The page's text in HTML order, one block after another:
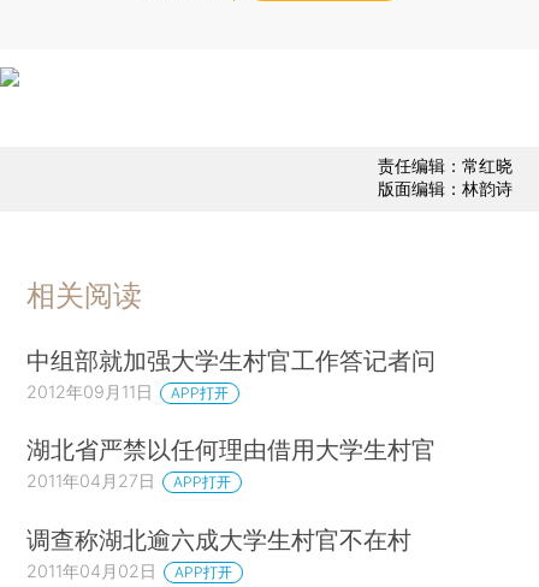
责任编辑：常红晓
版面编辑：林韵诗
相关阅读
中组部就加强大学生村官工作答记者问
2012年09月11日 APP打开
湖北省严禁以任何理由借用大学生村官
2011年04月27日 APP打开
调查称湖北逾六成大学生村官不在村
2011年04月02日 APP打开